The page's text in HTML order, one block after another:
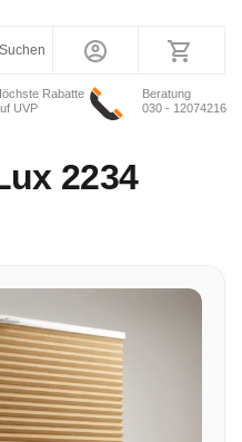
Rabatte
UVP
Beratung
030 - 12074216
Suchen
2234